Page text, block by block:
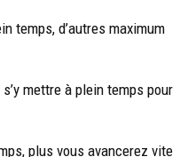
temps, d’autres maximum
mettre à plein temps pour
plus vous avancerez vite